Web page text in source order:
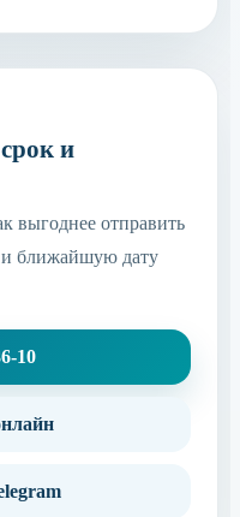
и
выгоднее отправить
ближайшую дату
10